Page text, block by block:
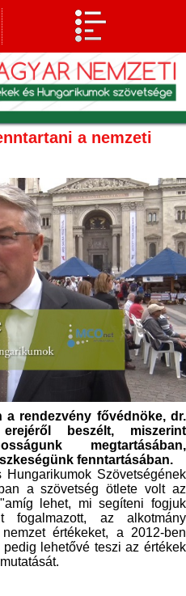
a nemzeti
a rendezvény fővédnöke, dr.
beszélt, miszerint
megtartásában,
fenntartásában.
Szövetségének
a szövetség ötlete volt az
lehet, mi segíteni fogjuk
fogalmazott, az alkotmány
értékeket, a 2012-ben
lehetővé teszi az értékek